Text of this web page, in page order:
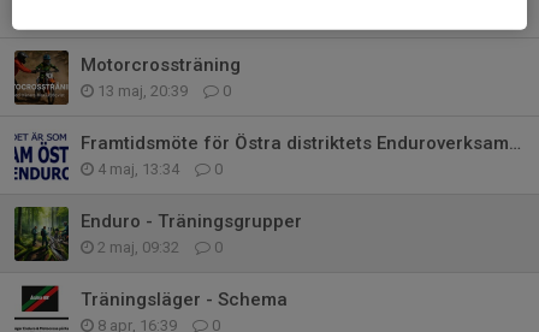
Motorcrossträning
13 maj, 20:39 0
Framtidsmöte för Östra distriktets Enduroverksamhet
4 maj, 13:34 0
Enduro - Träningsgrupper
2 maj, 09:32 0
Träningsläger - Schema
8 apr, 16:39 0